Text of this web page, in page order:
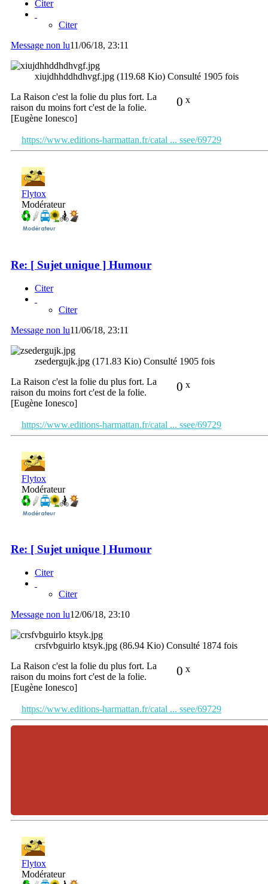
Citer
Citer
Message non lu11/06/18, 23:11
xiujdhhddhdhvgf.jpg (119.68 Kio) Consulté 1905 fois
0 x
La Raison c'est la folie du plus fort. La
raison du moins fort c'est de la folie.
[Eugène Ionesco]
https://www.editions-harmattan.fr/catal ... ssee/69729
Flytox
Modérateur
Re: [ Sujet unique ] Humour
Citer
Citer
Message non lu11/06/18, 23:11
zsedergujk.jpg (171.83 Kio) Consulté 1905 fois
0 x
La Raison c'est la folie du plus fort. La
raison du moins fort c'est de la folie.
[Eugène Ionesco]
https://www.editions-harmattan.fr/catal ... ssee/69729
Flytox
Modérateur
Re: [ Sujet unique ] Humour
Citer
Citer
Message non lu12/06/18, 23:10
crsfvbguirlo ktsyk.jpg (86.94 Kio) Consulté 1874 fois
0 x
La Raison c'est la folie du plus fort. La
raison du moins fort c'est de la folie.
[Eugène Ionesco]
https://www.editions-harmattan.fr/catal ... ssee/69729
Flytox
Modérateur